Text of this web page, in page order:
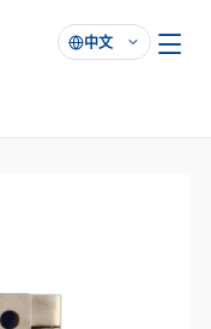

中文